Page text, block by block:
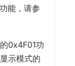
能，请参
0x4F01功
示模式的